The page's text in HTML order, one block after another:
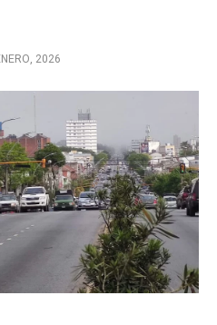
2026